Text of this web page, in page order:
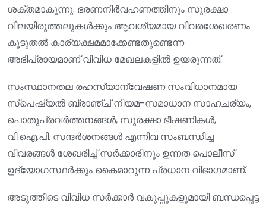
ശക്തമാകുന്നു. ഭരണനിർവഹണത്തിനും സുരക്ഷാ
വിലയിരുത്തലുകൾക്കും ആവശ്യമായ വിവരശേഖരണം
കൂടുതൽ കാര്യക്ഷമമാക്കേണ്ടതുണ്ടെന്ന
അഭിപ്രായമാണ് വിവിധ മേഖലകളിൽ ഉയരുന്നത്.
സംസ്ഥാനതല രഹസ്യാന്വേഷണ സംവിധാനമായ
സ്പെഷ്യൽ ബ്രാഞ്ച് നിയമ-സമാധാന സാഹചര്യം,
പൊതുപ്രവർത്തനങ്ങൾ, സുരക്ഷാ ഭീഷണികൾ,
വി.ഐ.പി. സന്ദർശനങ്ങൾ എന്നിവ സംബന്ധിച്ച
വിവരങ്ങൾ ശേഖരിച്ച് സർക്കാരിനും ഉന്നത പൊലീസ്
ഉദ്യോഗസ്ഥർക്കും കൈമാറുന്ന പ്രധാന വിഭാഗമാണ്.
അടുത്തിടെ വിവിധ സർക്കാർ വകുപ്പുകളുമായി ബന്ധപ്പെട്ട